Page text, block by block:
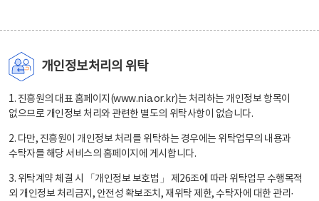
개인정보처리의 위탁
1. 진흥원의 대표 홈페이지(www.nia.or.kr)는 처리하는 개인정보 항목이
없으므로 개인정보 처리와 관련한 별도의 위탁사항이 없습니다.
2. 다만, 진흥원이 개인정보 처리를 위탁하는 경우에는 위탁업무의 내용과
수탁자를 해당 서비스의 홈페이지에 게시합니다.
3. 위탁계약 체결 시 「개인정보 보호법」 제26조에 따라 위탁업무 수행목적
외 개인정보 처리금지, 안전성 확보조치, 재위탁 제한, 수탁자에 대한 관리·